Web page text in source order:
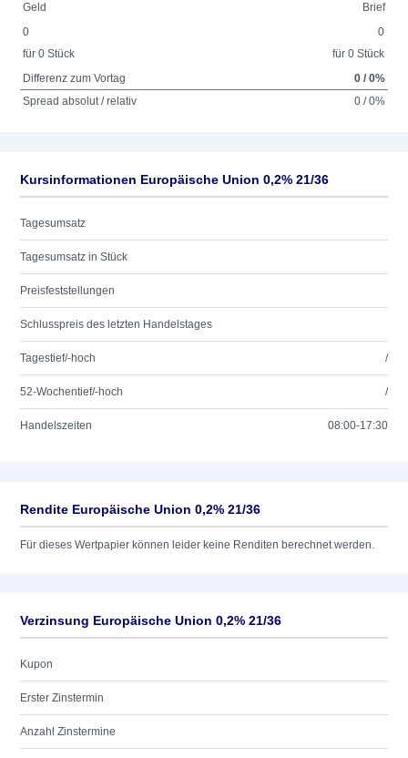
Geld
Brief
0
für 0 Stück
0
für 0 Stück
Differenz zum Vortag
0 / 0%
Spread absolut / relativ
0 / 0%
Kursinformationen Europäische Union 0,2% 21/36
Tagesumsatz
Tagesumsatz in Stück
Preisfeststellungen
Schlusspreis des letzten Handelstages
Tagestief/-hoch /
52-Wochentief/-hoch /
Handelszeiten 08:00-17:30
Rendite Europäische Union 0,2% 21/36
Für dieses Wertpapier können leider keine Renditen berechnet werden.
Verzinsung Europäische Union 0,2% 21/36
Kupon
Erster Zinstermin
Anzahl Zinstermine